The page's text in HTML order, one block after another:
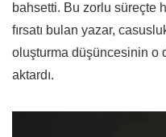
bahsetti. Bu zorlu süreçte
fırsatı bulan yazar,
oluşturma düşüncesinin o
aktardı.